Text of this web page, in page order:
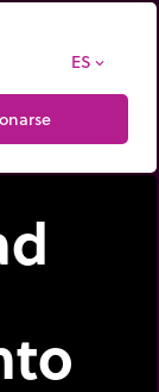
ES expand_more